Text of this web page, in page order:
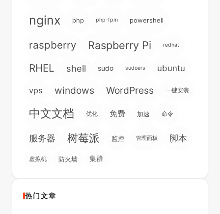
nginx php php-fpm powershell
raspberry Raspberry Pi redhat
RHEL shell sudo sudoers ubuntu
vps windows WordPress 一键安装
中文文档 优化 免费 加速 命令
服务器 树莓派 监控 管理面板 脚本
虚拟机 防火墙 集群
热门文章